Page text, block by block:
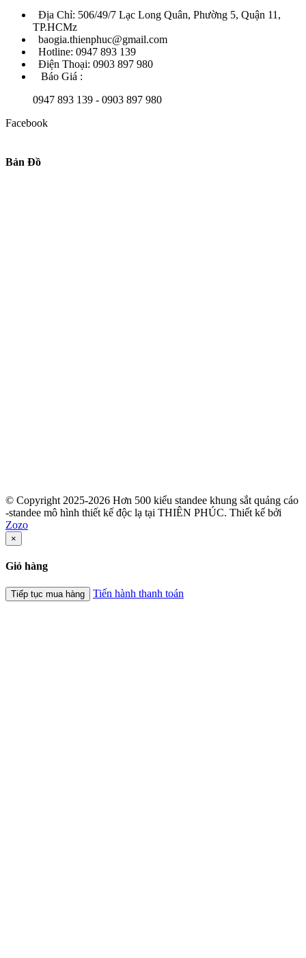
Địa Chỉ: 506/49/7 Lạc Long Quân, Phường 5, Quận 11,
TP.HCMz
baogia.thienphuc@gmail.com
Hotline: 0947 893 139
Điện Thoại: 0903 897 980
Báo Giá :
0947 893 139 - 0903 897 980
Facebook
Bản Đồ
© Copyright 2025-2026 Hơn 500 kiểu standee khung sắt quảng cáo
-standee mô hình thiết kế độc lạ tại THIÊN PHÚC. Thiết kế bởi
Zozo
×
Giỏ hàng
Tiếp tục mua hàng Tiến hành thanh toán